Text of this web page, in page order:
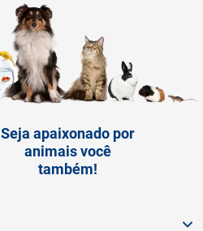
Seja apaixonado por
animais você
também!